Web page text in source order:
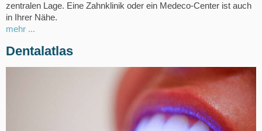
zentralen Lage. Eine Zahnklinik oder ein Medeco-Center ist auch
in Ihrer Nähe.
mehr ...
Dentalatlas